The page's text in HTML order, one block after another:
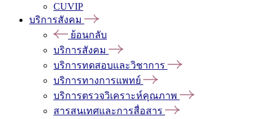
CUVIP
บริการสังคม
ย้อนกลับ
บริการสังคม
บริการทดสอบและวิชาการ
บริการทางการแพทย์
บริการตรวจวิเคราะห์คุณภาพ
สารสนเทศและการสื่อสาร